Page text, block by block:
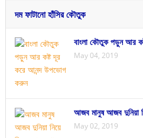
দম ফাটানো হাঁসির কৌতুক
বাংলা কৌতুক পড়ুন আর
May 04, 2019
আজব মানুষ আজব দুনিয়া
May 02, 2019